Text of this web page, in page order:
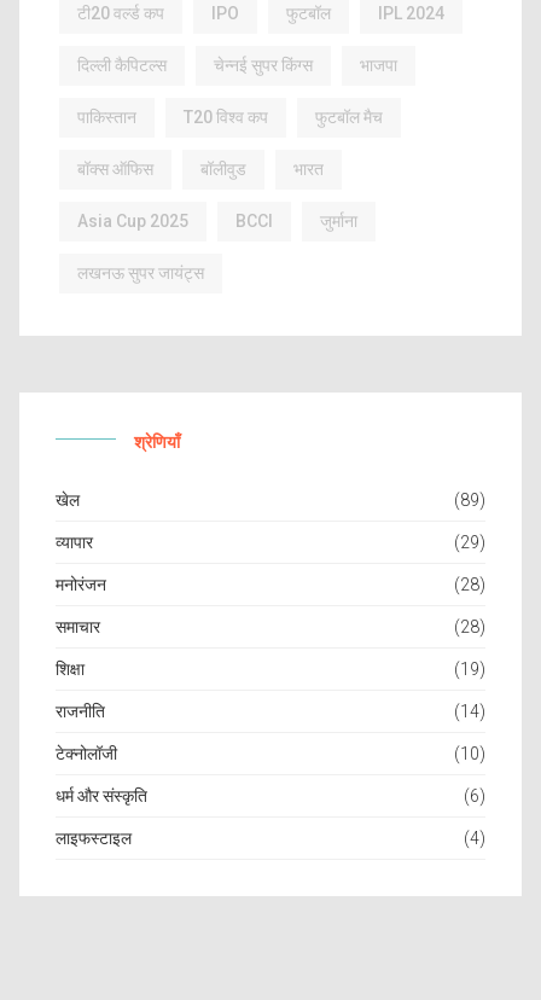
टी20 वर्ल्ड कप IPO फुटबॉल IPL 2024
दिल्ली कैपिटल्स चेन्नई सुपर किंग्स भाजपा
पाकिस्तान T20 विश्व कप फुटबॉल मैच
बॉक्स ऑफिस बॉलीवुड भारत
Asia Cup 2025 BCCI जुर्माना
लखनऊ सुपर जायंट्स
श्रेणियाँ
खेल (89)
व्यापार (29)
मनोरंजन (28)
समाचार (28)
शिक्षा (19)
राजनीति (14)
टेक्नोलॉजी (10)
धर्म और संस्कृति (6)
लाइफस्टाइल (4)